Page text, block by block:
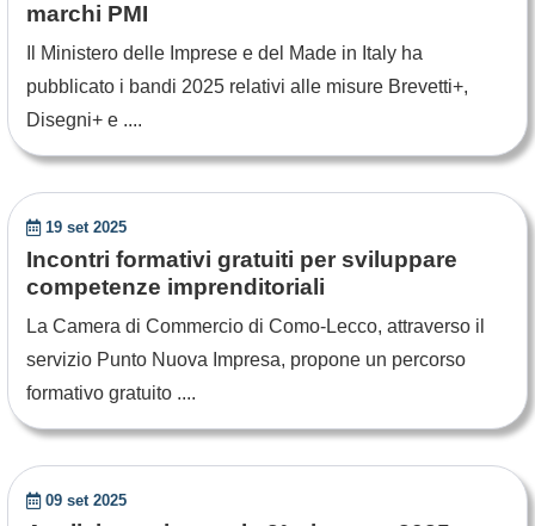
marchi PMI
Il Ministero delle Imprese e del Made in Italy ha
pubblicato i bandi 2025 relativi alle misure Brevetti+,
Disegni+ e ....
19 set 2025
Incontri formativi gratuiti per sviluppare
competenze imprenditoriali
La Camera di Commercio di Como-Lecco, attraverso il
servizio Punto Nuova Impresa, propone un percorso
formativo gratuito ....
09 set 2025